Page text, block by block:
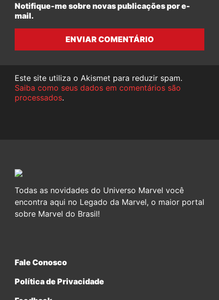
Notifique-me sobre novas publicações por e-
mail.
ENVIAR COMENTÁRIO
Este site utiliza o Akismet para reduzir spam.
Saiba como seus dados em comentários são
processados.
Todas as novidades do Universo Marvel você
encontra aqui no Legado da Marvel, o maior portal
sobre Marvel do Brasil!
Fale Conosco
Política de Privacidade